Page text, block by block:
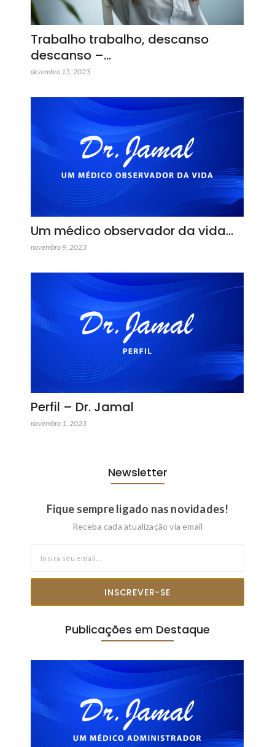
Trabalho trabalho, descanso
descanso –…
dezembro 15, 2023
Um médico observador da vida…
novembro 9, 2023
Perfil – Dr. Jamal
novembro 1, 2023
Newsletter
Fique sempre ligado nas novidades!
Receba cada atualização via email
INSCREVER-SE
Publicações em Destaque